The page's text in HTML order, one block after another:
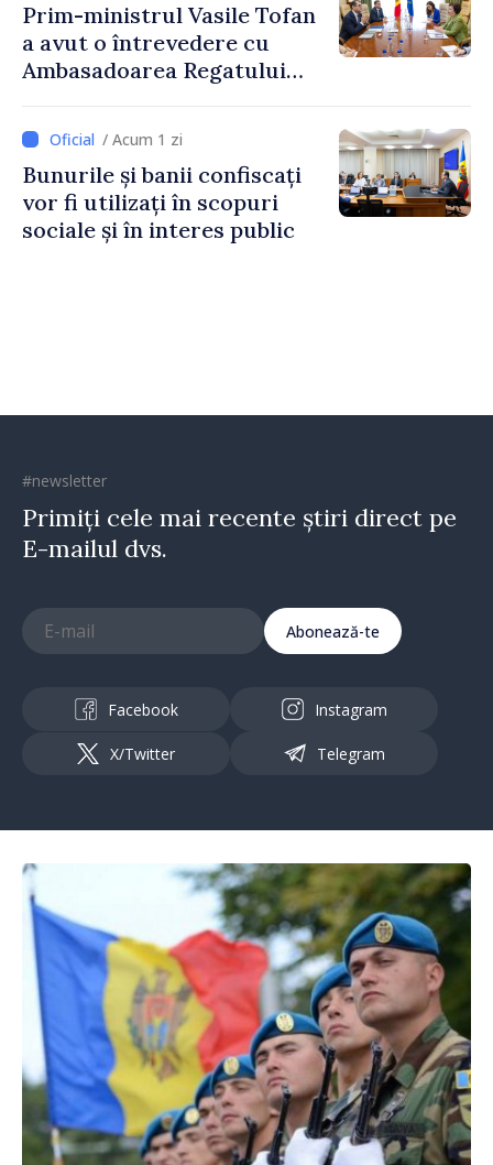
Prim-ministrul Vasile Tofan
a avut o întrevedere cu
Ambasadoarea Regatului
Irlandei de Nord, Fern
Horine / Acum 1 zi
Bunurile și banii confiscați
vor fi utilizați în scopuri
sociale și în interes public
#newsletter
Primiți cele mai recente știri direct pe
E-mailul dvs.
Abonează-te
Facebook Instagram
X/Twitter Telegram